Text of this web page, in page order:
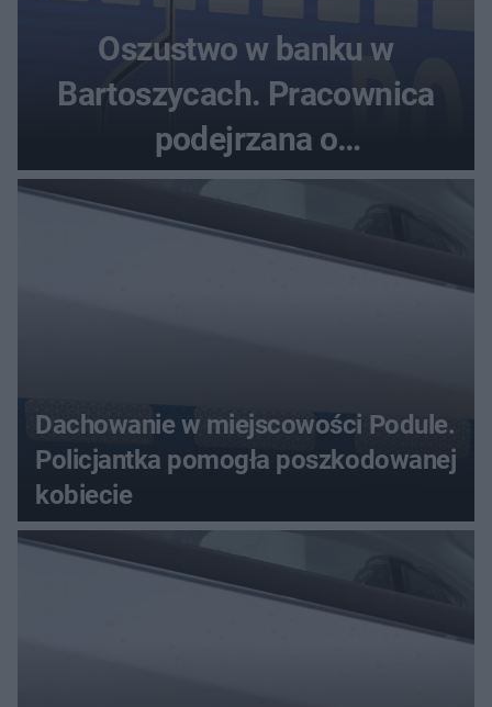
Oszustwo w banku w
Bartoszycach. Pracownica
podejrzana o
przywłaszczenie 470 000 zł
Dachowanie w miejscowości Podule.
Policjantka pomogła poszkodowanej
kobiecie